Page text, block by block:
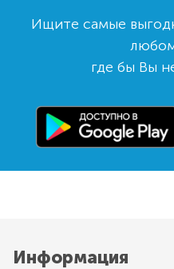
Ищите самые
где бы Вы
Информация